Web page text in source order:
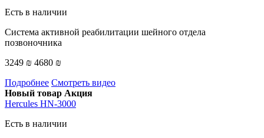
Есть в наличии
Система активной реабилитации шейного отдела
позвоночника
3249 ₪ 4680 ₪
Подробнее Смотреть видео
Новый товар Акция
Hercules HN-3000
Есть в наличии